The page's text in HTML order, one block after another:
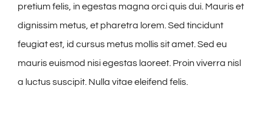
pretium felis, in egestas magna orci quis dui. Mauris et
dignissim metus, et pharetra lorem. Sed tincidunt
feugiat est, id cursus metus mollis sit amet. Sed eu
mauris euismod nisi egestas laoreet. Proin viverra nisl
a luctus suscipit. Nulla vitae eleifend felis.